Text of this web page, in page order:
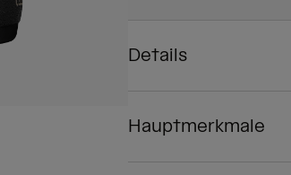
Details
Hauptmerkmale